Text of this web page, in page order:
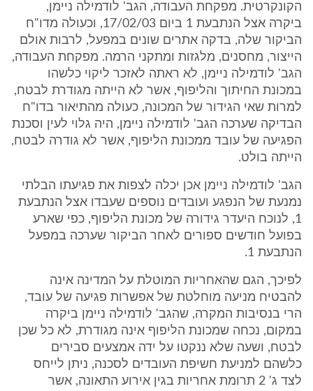
הקונקרטית. מפקחת העבודה, הגב' לודמילה ניימן,
ביקרה אצל הנתבעת 1 ביום 17/02/03, וכעולה מדו"ח
הביקור שלה, בדקה אתרים שונים במפעל, לרבות אולם
הייצור, מחסנים, מלגזות ומתקני הרמה. מפקחת העבודה,
הגב' לודמילה ניימן, לא ראתה לאזכר ליקוי כלשהו
במכונת החיתוך והליפוף, אשר לא הייתה מגודרת לבטח,
למרות שאי הגידור של המכונה, כעולה מהתיאור בדו"ח
הבדיקה שערכה הגב' לודמילה ניימן, היה גלוי לעין וסכנת
הפגיעה של עובד ממכונת הליפוף, אשר לא גודרה לבטח,
הייתה בולט.
הגב' לודמילה ניימן אכן יכלה לצפות את פגיעתו הבלתי
נמנעת של הנפגע ועובדים נוספים שעבדו אצל הנתבעת
1, לנוכח היעדר גידורה של מכונת הליפוף, כפי שארע
בפועל חודשים ספורים לאחר הביקור שערכה במפעל
הנתבעת 1.
לפיכך, הגם שהאחריות המוטלת על המדינה אינה
להבטיח מניעה מוחלטת של אפשרות פגיעה של עובד,
הרי בנסיבות המקרה, שהגב' לודמילה ניימן ביקרה
במקום, נכחה שמכונת הליפוף אינה מגודרת, לא כל שכן
לבטח, ושעה שלא ננקטו על ידה אמצעים סבירים
כלשהם למניעת חשיפת העובדים לסכנה, ניתן לייחס
לצד ג' 2 תרומת אחריות בגין אירוע התאונה, אשר